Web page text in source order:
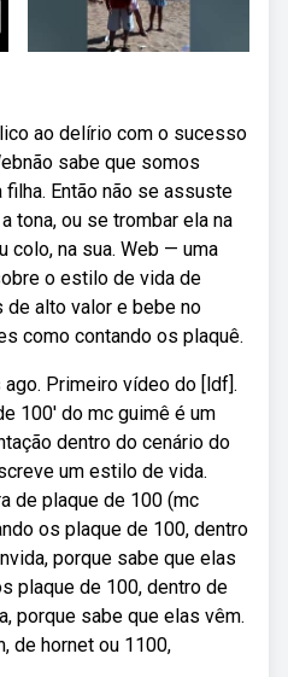
ao delírio com o sucesso
sabe que somos
Então não se assuste
tona, ou se trombar ela na
colo, na sua. Web — uma
o estilo de vida de
alto valor e bebe no
como contando os plaquê.
Primeiro vídeo do [ldf].
100' do mc guimê é um
dentro do cenário do
um estilo de vida.
de plaque de 100 (mc
os plaque de 100, dentro
porque sabe que elas
plaque de 100, dentro de
porque sabe que elas vêm.
de hornet ou 1100,